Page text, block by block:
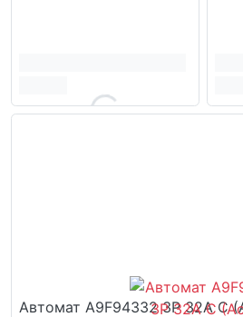
Автомат A9F94332 3P 32A C